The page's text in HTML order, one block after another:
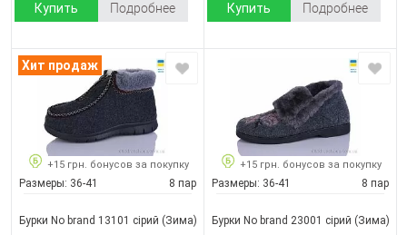
Купить Подробнее Купить Подробнее
Хит продаж
+15 грн. бонусов за покупку
Размеры: 36-41 8 пар
Бурки No brand 13101 сірий (Зима)
+15 грн. бонусов за покупку
Размеры: 36-41 8 пар
Бурки No brand 23001 сірий (Зима)